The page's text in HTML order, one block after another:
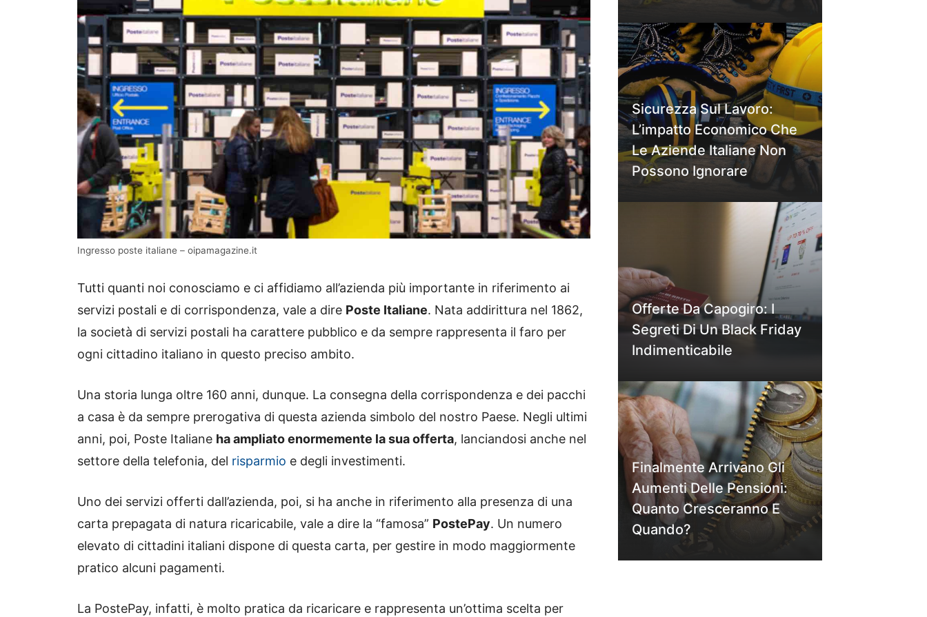
Ingresso poste italiane – oipamagazine.it
Tutti quanti noi conosciamo e ci affidiamo all’azienda più importante in riferimento ai
servizi postali e di corrispondenza, vale a dire Poste Italiane. Nata addirittura nel 1862,
la società di servizi postali ha carattere pubblico e da sempre rappresenta il faro per
ogni cittadino italiano in questo preciso ambito.
Una storia lunga oltre 160 anni, dunque. La consegna della corrispondenza e dei pacchi
a casa è da sempre prerogativa di questa azienda simbolo del nostro Paese. Negli ultimi
anni, poi, Poste Italiane ha ampliato enormemente la sua offerta, lanciandosi anche nel
settore della telefonia, del risparmio e degli investimenti.
Uno dei servizi offerti dall’azienda, poi, si ha anche in riferimento alla presenza di una
carta prepagata di natura ricaricabile, vale a dire la “famosa” PostePay. Un numero
elevato di cittadini italiani dispone di questa carta, per gestire in modo maggiormente
pratico alcuni pagamenti.
La PostePay, infatti, è molto pratica da ricaricare e rappresenta un’ottima scelta per
Sicurezza Sul Lavoro:
L’impatto Economico Che
Le Aziende Italiane Non
Possono Ignorare
Offerte Da Capogiro: I
Segreti Di Un Black Friday
Indimenticabile
Finalmente Arrivano Gli
Aumenti Delle Pensioni:
Quanto Cresceranno E
Quando?